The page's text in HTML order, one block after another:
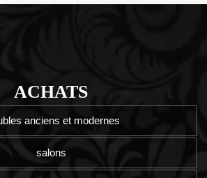
ACHATS
anciens et modernes
salons